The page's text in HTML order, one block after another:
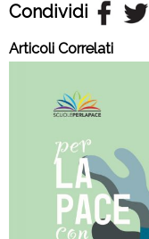
Condividi
Articoli Correlati